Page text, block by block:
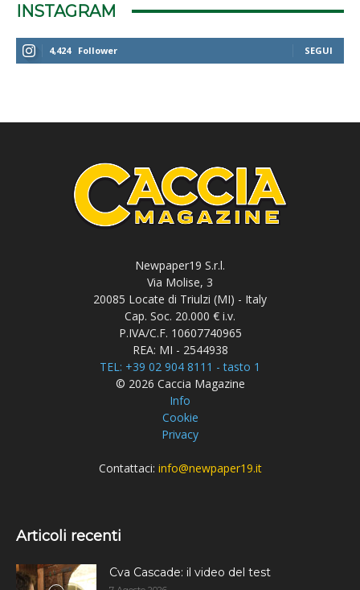
INSTAGRAM
4,424 Follower SEGUI
Newpaper19 S.r.l.
Via Molise, 3
20085 Locate di Triulzi (MI) - Italy
Cap. Soc. 20.000 € i.v.
P.IVA/C.F. 10607740965
REA: MI - 2544938
TEL: +39 02 904 8111 - tasto 1
© 2026 Caccia Magazine
Info
Cookie
Privacy
Contattaci: info@newpaper19.it
Articoli recenti
Cva Cascade: il video del test